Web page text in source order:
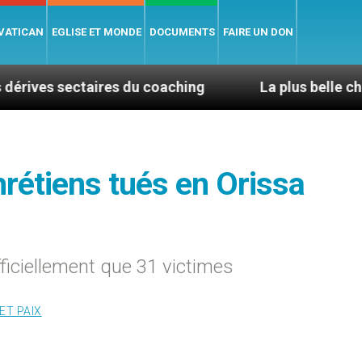
EGLISE ET MONDE DOCUMENTS FAIRE UN DON
du coaching La plus belle chose dans la
tués en Orissa
que 31 victimes
PAIX